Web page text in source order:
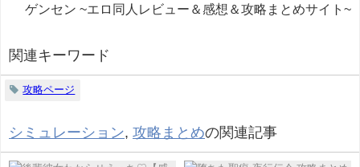
ゲンセン ~エロ同人レビュー＆感想＆攻略まとめサイト~
関連キーワード
攻略ページ
シミュレーション, 攻略まとめの関連記事